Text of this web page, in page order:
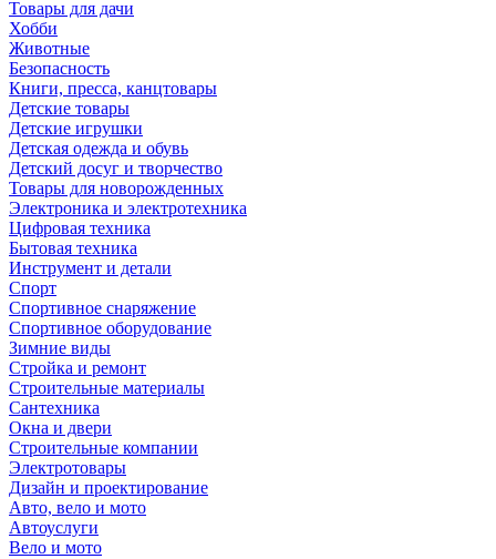
Товары для дачи
Хобби
Животные
Безопасность
Книги, пресса, канцтовары
Детские товары
Детские игрушки
Детская одежда и обувь
Детский досуг и творчество
Товары для новорожденных
Электроника и электротехника
Цифровая техника
Бытовая техника
Инструмент и детали
Спорт
Спортивное снаряжение
Спортивное оборудование
Зимние виды
Стройка и ремонт
Строительные материалы
Сантехника
Окна и двери
Строительные компании
Электротовары
Дизайн и проектирование
Авто, вело и мото
Автоуслуги
Вело и мото